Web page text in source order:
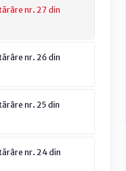
nr. 27 din
nr. 26 din
nr. 25 din
nr. 24 din